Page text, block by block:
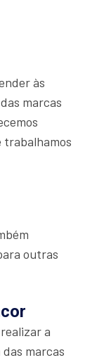
às
marcas
trabalhamos
outras
a
das marcas